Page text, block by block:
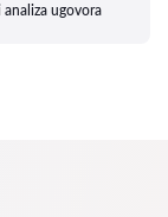
analiza ugovora